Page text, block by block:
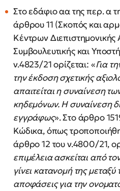
Στο εδάφιο αα της περ. α
άρθρου 11 (Σκοπός και
Κέντρων Διεπιστημονικής
Συμβουλευτικής και
ν.4823/21 ορίζεται: «Για
την έκδοση σχετικής
απαιτείται η συναίνεση
κηδεμόνων. Η συναίνεση
εγγράφως». Στο άρθρο
Κώδικα, όπως
άρθρο 12 του ν.4800/21,
επιμέλεια ασκείται από
γίνει κατανομή της μεταξύ
αποφάσεις για την